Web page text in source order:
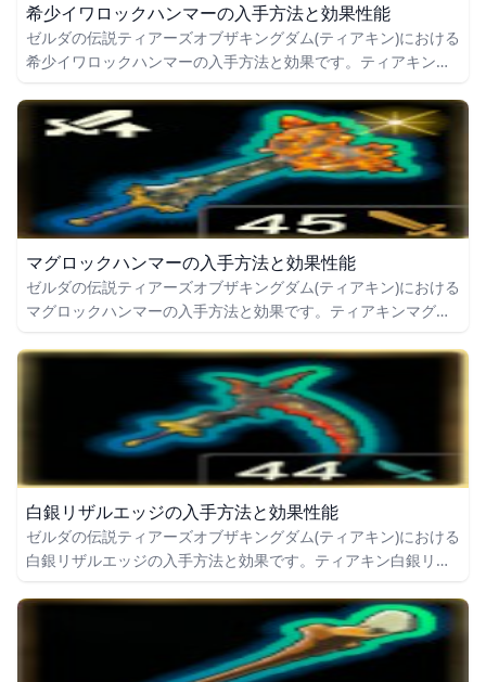
希少イワロックハンマーの入手方法と効果性能
ゼルダの伝説ティアーズオブザキングダム(ティアキン)における
希少イワロックハンマーの入手方法と効果です。ティアキン希
ンマーの効果や攻撃力についても掲載しています。
マグロックハンマーの入手方法と効果性能
ゼルダの伝説ティアーズオブザキングダム(ティアキン)における
マグロックハンマーの入手方法と効果です。ティアキンマグロ
や攻撃力についても掲載しています。
白銀リザルエッジの入手方法と効果性能
ゼルダの伝説ティアーズオブザキングダム(ティアキン)における
白銀リザルエッジの入手方法と効果です。ティアキン白銀リザ
力についても掲載しています。